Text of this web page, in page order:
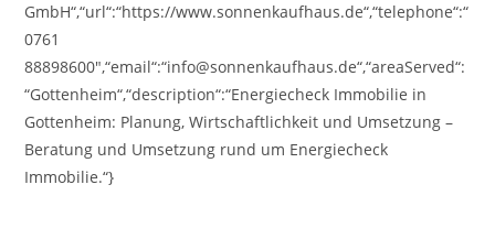
GmbH“,“url“:“https://www.sonnenkaufhaus.de“,“telephone“:“
0761
88898600″,“email“:“info@sonnenkaufhaus.de“,“areaServed“:
“Gottenheim“,“description“:“Energiecheck Immobilie in
Gottenheim: Planung, Wirtschaftlichkeit und Umsetzung –
Beratung und Umsetzung rund um Energiecheck
Immobilie.“}